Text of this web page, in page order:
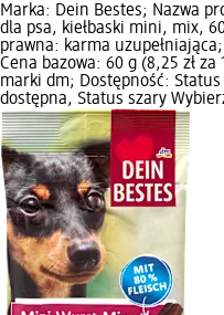
Marka: Dein Bestes; Nazwa
dla psa, kiełbaski mini, mix,
prawna: karma uzupełniająca;
Cena bazowa: 60 g (8,25 zł za
marki dm; Dostępność:
dostępna, Status szary